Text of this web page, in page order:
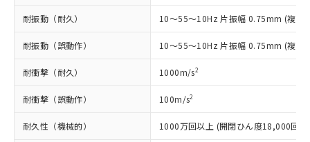
耐振動（耐久） 10～55～10Hz 片振幅 0.75mm (複振
耐振動（誤動作） 10～55～10Hz 片振幅 0.75mm (複振
耐衝撃（耐久） 1000m/s2
耐衝撃（誤動作） 100m/s2
耐久性（機械的） 1000万回以上 (開閉ひん度18,000回/
記載している更新日時点での社内デー
タに基づき作成されるものであり、閲
覧された時点での実際の在庫および標
準価格とは異なる場合があることをご
了承ください。
正式な納期状況および標準価格はお客
様のお取引先、またはお客様担当のオ
ムロン制御機器販売店・当社販売員に
オムロン制御機器販売店や当社販売拠
鉛(Pb) 1000ppm以下、 水銀(Hg) 1000ppm以下、 カド
六価クロム(Cr(Ⅵ)) 1000ppm以下、ポリ臭化ビフェニル
類(PBB) 1000ppm以下、ポリ臭化ジフェニルエーテル類
(PBDE) 1000ppm以下、フタル酸ビス(2-エチルヘキシ
ル) (DEHP)(別名：DOP) 1000ppm以下、フタル酸ブチ
（DBP） 1000ppm以下、フタル酸ジイソブチル
(DIBP) 1000ppm以下
但し、RoHS指令で産業用監視および制御機器に対する
適用除外項目は除く。
フタル酸エステル類の４物質については閾値を超える意
*中国RoHS10物質の基準値 (GB/T26572)：
Pb(鉛) :1000ppm、 Hg(水銀) : 1000ppm、 Cd(カドミウ
ム) : 100ppm、
ル類) : 1000ppm、
DBP(フタル酸ジブチル) : 1000ppm、 DIBP(フタル酸ジ
イソブチル) : 1000ppm、 BBP(フタル酸ブチルベンジ
ル) : 1000ppm、
DEHP(フタル酸ビス(2-エチルヘキシル)) : 1000ppm
または国外への提供する場合は、日本
可)を取得するなどの必要な手続きを
当社は規制貨物を破棄する場合は、完
全に破砕するなど、違法に輸出されな
いよう必要な手段を講じます。
当社は貴社製品を、核兵器、ミサイ
ル、化学兵器、生物兵器またはその他
記
一定数以上の在庫あり
△ 一定数には満たないが在庫あり
－
在庫なし(最新の在庫状況につ